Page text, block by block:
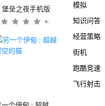
堡垒之夜手机版
模拟
知识问答
经营策略
街机
跑酷竞速
飞行射击